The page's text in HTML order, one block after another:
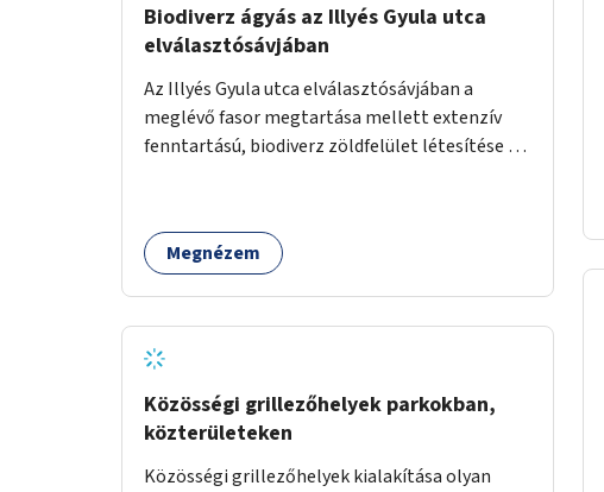
Biodiverz ágyás az Illyés Gyula utca
elválasztósávjában
Az Illyés Gyula utca elválasztósávjában a
meglévő fasor megtartása mellett extenzív
fenntartású, biodiverz zöldfelület létesítése a
Megnézem
Közösségi grillezőhelyek parkokban,
közterületeken
Közösségi grillezőhelyek kialakítása olyan